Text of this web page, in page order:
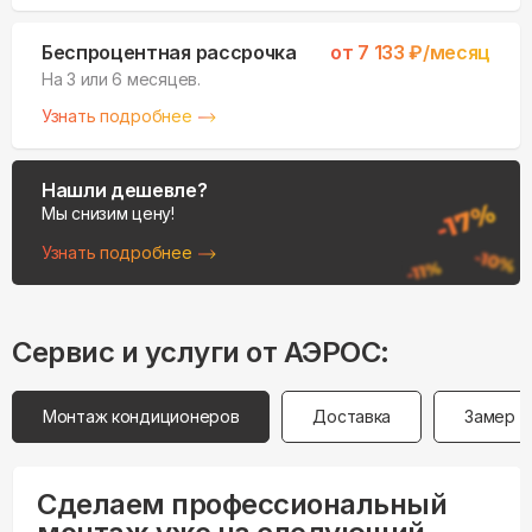
Беспроцентная рассрочка от 7 133 ₽/месяц
На 3 или 6 месяцев.
Узнать подробнее
Нашли дешевле?
Мы снизим цену!
Узнать подробнее
Сервис и услуги от АЭРОС:
Монтаж кондиционеров Доставка Замер
Сделаем профессиональный